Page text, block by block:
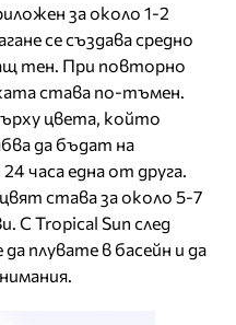
за около 1-2
се създава средно
тен. При повторно
става по-тъмен.
цвета, който
да бъдат на
часа една от друга.
става за около 5-7
С Tropical Sun след
плувате в басейн и да